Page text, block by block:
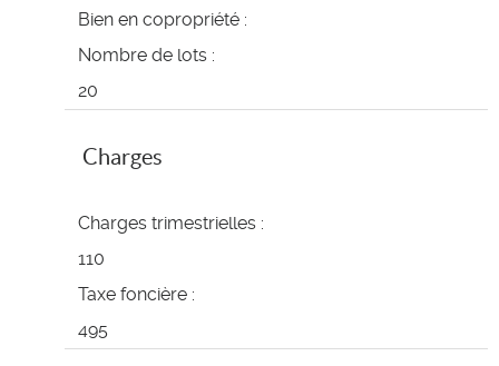
Bien en copropriété :
Nombre de lots :
20
Charges
Charges trimestrielles :
110
Taxe foncière :
495